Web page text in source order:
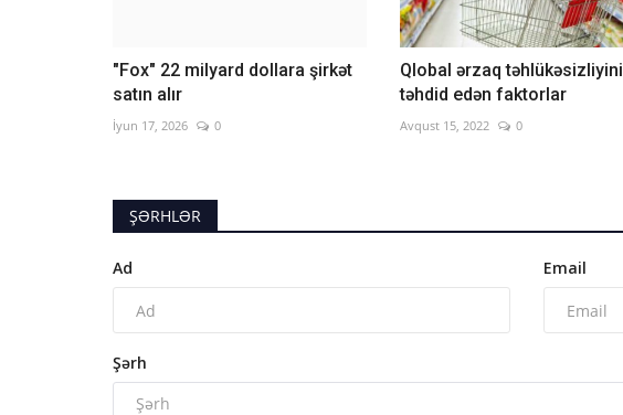
"Fox" 22 milyard dollara şirkət
satın alır
İyun 17, 2026 0
Qlobal ərzaq təhlükəsizliyini
təhdid edən faktorlar
Avqust 15, 2022 0
ŞƏRHLƏR
Ad Email
Şərh